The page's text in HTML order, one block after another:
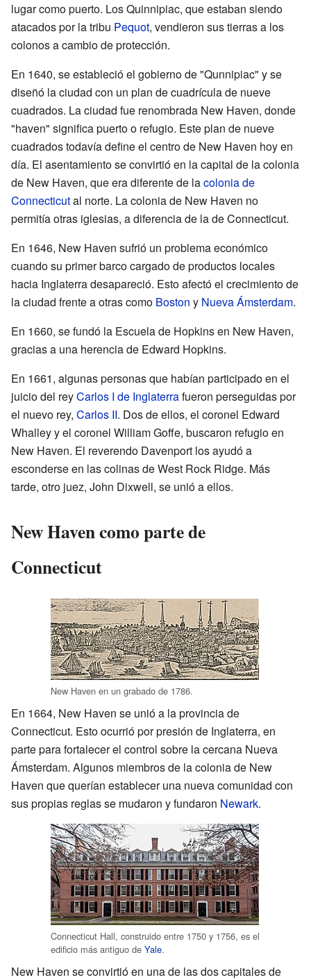
lugar como puerto. Los Quinnipiac, que estaban siendo
atacados por la tribu Pequot, vendieron sus tierras a los
colonos a cambio de protección.
En 1640, se estableció el gobierno de "Qunnipiac" y se
diseñó la ciudad con un plan de cuadrícula de nueve
cuadrados. La ciudad fue renombrada New Haven, donde
"haven" significa puerto o refugio. Este plan de nueve
cuadrados todavía define el centro de New Haven hoy en
día. El asentamiento se convirtió en la capital de la colonia
de New Haven, que era diferente de lacolonia de
Connecticutal norte. La colonia de New Haven no
permitía otras iglesias, a diferencia de la de Connecticut.
En 1646, New Haven sufrió un problema económico
cuando su primer barco cargado de productos locales
hacia Inglaterra desapareció. Esto afectó el crecimiento de
la ciudad frente a otras como Boston y Nueva Ámsterdam.
En 1660, se fundó la Escuela de Hopkins en New Haven,
gracias a una herencia de Edward Hopkins.
En 1661, algunas personas que habían participado en el
juicio del reyCarlos I de Inglaterrafueron perseguidas por
el nuevo rey, Carlos II. Dos de ellos, el coronel Edward
Whalley y el coronel William Goffe, buscaron refugio en
New Haven. El reverendo Davenport los ayudó a
esconderse en las colinas de West Rock Ridge. Más
tarde, otro juez, John Dixwell, se unió a ellos.
New Haven como parte de
Connecticut
New Haven en un grabado de 1786.
En 1664, New Haven se unió a la provincia de
Connecticut. Esto ocurrió por presión de Inglaterra, en
parte para fortalecer el control sobre la cercana Nueva
Ámsterdam. Algunos miembros de la colonia de New
Haven que querían establecer una nueva comunidad con
sus propias reglas se mudaron y fundaron Newark.
Connecticut Hall, construido entre 1750 y 1756, es el
edificio más antiguo de Yale.
New Haven se convirtió en una de las dos capitales de